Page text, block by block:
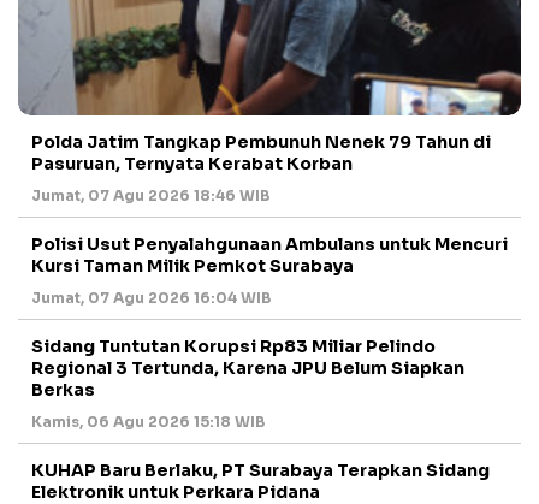
Polda Jatim Tangkap Pembunuh Nenek 79 Tahun di
Pasuruan, Ternyata Kerabat Korban
Jumat, 07 Agu 2026 18:46 WIB
Polisi Usut Penyalahgunaan Ambulans untuk Mencuri
Kursi Taman Milik Pemkot Surabaya
Jumat, 07 Agu 2026 16:04 WIB
Sidang Tuntutan Korupsi Rp83 Miliar Pelindo
Regional 3 Tertunda, Karena JPU Belum Siapkan
Berkas
Kamis, 06 Agu 2026 15:18 WIB
KUHAP Baru Berlaku, PT Surabaya Terapkan Sidang
Elektronik untuk Perkara Pidana